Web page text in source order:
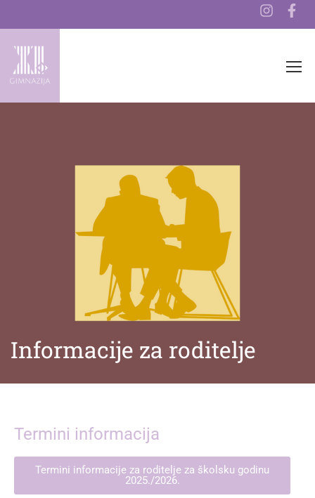
Informacije za roditelje
Termini informacija
Termini informacije za roditelje za školsku godinu
2025./2026.